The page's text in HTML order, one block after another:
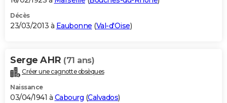
Décès
23/03/2013 à Eaubonne (Val-d'Oise)
Serge AHR (71 ans)
Créer une cagnotte obsèques
Naissance
03/04/1941 à Cabourg (Calvados)